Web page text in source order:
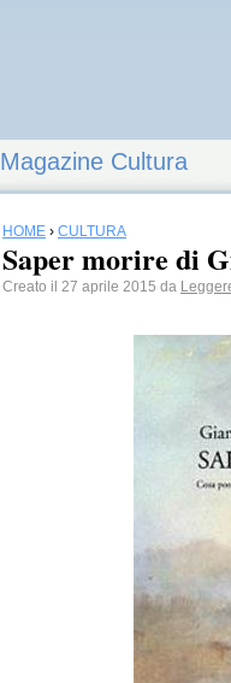
Magazine Cultura
HOME › CULTURA
Saper morire di
Creato il 27 aprile 2015 da